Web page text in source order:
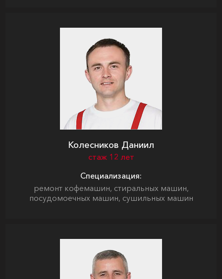
Колесников Даниил
стаж 12 лет
Специализация:
ремонт кофемашин, стиральных машин,
посудомоечных машин, сушильных машин